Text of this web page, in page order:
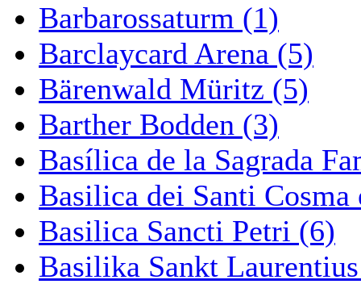
Barbarossaturm (1)
Barclaycard Arena (5)
Bärenwald Müritz (5)
Barther Bodden (3)
Basílica de la Sagrada
Basilica dei Santi
Basilica Sancti Petri (6)
Basilika Sankt